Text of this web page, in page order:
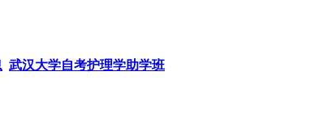
武汉大学自考护理学助学班